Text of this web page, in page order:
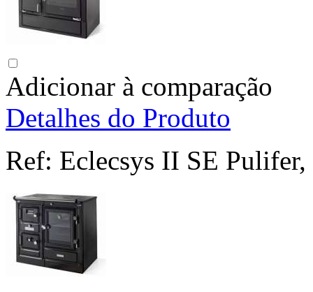
Adicionar à comparação
Detalhes do Produto
Ref: Eclecsys II SE